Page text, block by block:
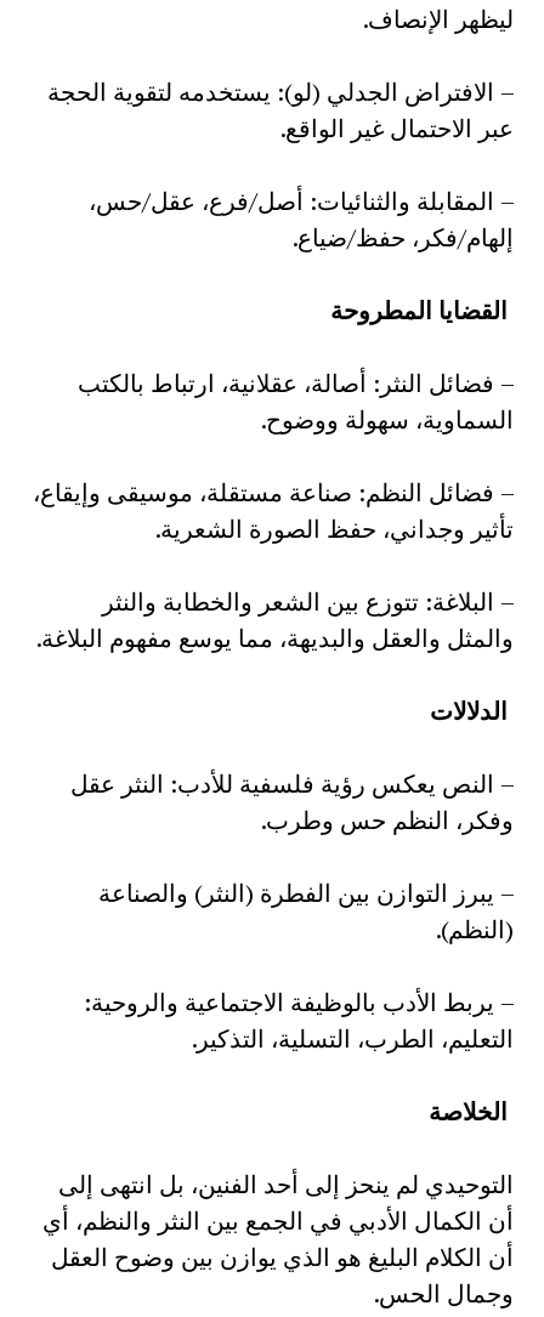
ليظهر الإنصاف.
– الافتراض الجدلي (لو): يستخدمه لتقوية الحجة
عبر الاحتمال غير الواقع.
– المقابلة والثنائيات: أصل/فرع، عقل/حس،
إلهام/فكر، حفظ/ضياع.
القضايا المطروحة
– فضائل النثر: أصالة، عقلانية، ارتباط بالكتب
السماوية، سهولة ووضوح.
– فضائل النظم: صناعة مستقلة، موسيقى وإيقاع،
تأثير وجداني، حفظ الصورة الشعرية.
– البلاغة: تتوزع بين الشعر والخطابة والنثر
والمثل والعقل والبديهة، مما يوسع مفهوم البلاغة.
الدلالات
– النص يعكس رؤية فلسفية للأدب: النثر عقل
وفكر، النظم حس وطرب.
– يبرز التوازن بين الفطرة (النثر) والصناعة
(النظم).
– يربط الأدب بالوظيفة الاجتماعية والروحية:
التعليم، الطرب، التسلية، التذكير.
الخلاصة
التوحيدي لم ينحز إلى أحد الفنين، بل انتهى إلى
أن الكمال الأدبي في الجمع بين النثر والنظم، أي
أن الكلام البليغ هو الذي يوازن بين وضوح العقل
وجمال الحس.